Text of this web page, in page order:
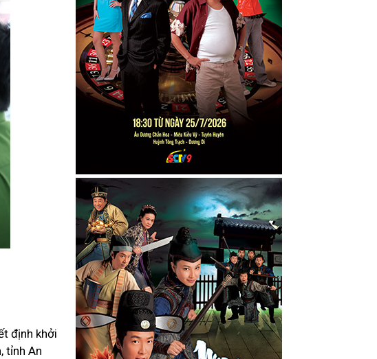
định khởi
tỉnh An